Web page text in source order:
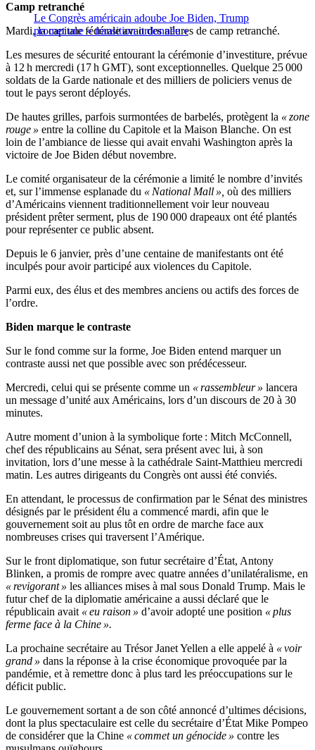
Le Congrès américain adoube Joe Biden, Trump
promet une « transition ordonnée »
Camp retranché
Mardi, la capitale fédérale avait des allures de camp retranché.
Les mesures de sécurité entourant la cérémonie d’investiture, prévue
à 12 h mercredi (17 h GMT), sont exceptionnelles. Quelque 25 000
soldats de la Garde nationale et des milliers de policiers venus de
tout le pays seront déployés.
De hautes grilles, parfois surmontées de barbelés, protègent la « zone
rouge » entre la colline du Capitole et la Maison Blanche. On est
loin de l’ambiance de liesse qui avait envahi Washington après la
victoire de Joe Biden début novembre.
Le comité organisateur de la cérémonie a limité le nombre d’invités
et, sur l’immense esplanade du « National Mall », où des milliers
d’Américains viennent traditionnellement voir leur nouveau
président prêter serment, plus de 190 000 drapeaux ont été plantés
pour représenter ce public absent.
Depuis le 6 janvier, près d’une centaine de manifestants ont été
inculpés pour avoir participé aux violences du Capitole.
Parmi eux, des élus et des membres anciens ou actifs des forces de
l’ordre.
Biden marque le contraste
Sur le fond comme sur la forme, Joe Biden entend marquer un
contraste aussi net que possible avec son prédécesseur.
Mercredi, celui qui se présente comme un « rassembleur » lancera
un message d’unité aux Américains, lors d’un discours de 20 à 30
minutes.
Autre moment d’union à la symbolique forte : Mitch McConnell,
chef des républicains au Sénat, sera présent avec lui, à son
invitation, lors d’une messe à la cathédrale Saint-Matthieu mercredi
matin. Les autres dirigeants du Congrès ont aussi été conviés.
En attendant, le processus de confirmation par le Sénat des ministres
désignés par le président élu a commencé mardi, afin que le
gouvernement soit au plus tôt en ordre de marche face aux
nombreuses crises qui traversent l’Amérique.
Sur le front diplomatique, son futur secrétaire d’État, Antony
Blinken, a promis de rompre avec quatre années d’unilatéralisme, en
« revigorant » les alliances mises à mal sous Donald Trump. Mais le
futur chef de la diplomatie américaine a aussi déclaré que le
républicain avait « eu raison » d’avoir adopté une position « plus
ferme face à la Chine ».
La prochaine secrétaire au Trésor Janet Yellen a elle appelé à « voir
grand » dans la réponse à la crise économique provoquée par la
pandémie, et à remettre donc à plus tard les préoccupations sur le
déficit public.
Le gouvernement sortant a de son côté annoncé d’ultimes décisions,
dont la plus spectaculaire est celle du secrétaire d’État Mike Pompeo
de considérer que la Chine « commet un génocide » contre les